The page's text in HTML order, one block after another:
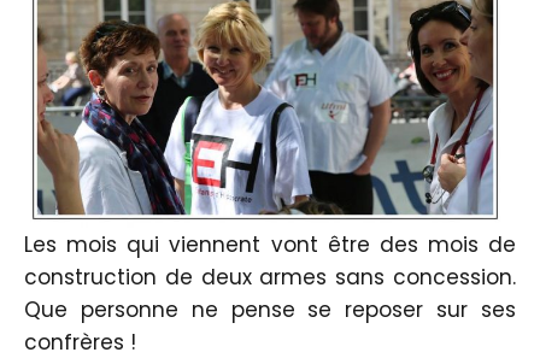
Les mois qui viennent vont être des mois de
construction de deux armes sans concession.
Que personne ne pense se reposer sur ses
confrères !